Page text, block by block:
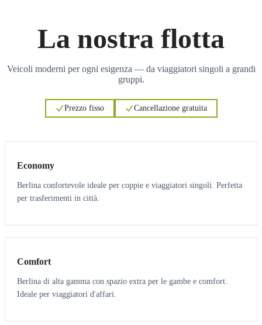
La nostra flotta
Veicoli moderni per ogni esigenza — da viaggiatori singoli a grandi
gruppi.
Prezzo fisso Cancellazione gratuita
Economy
Berlina confortevole ideale per coppie e viaggiatori singoli. Perfetta
per trasferimenti in città.
3 3
Comfort
Berlina di alta gamma con spazio extra per le gambe e comfort.
Ideale per viaggiatori d'affari.
6 5